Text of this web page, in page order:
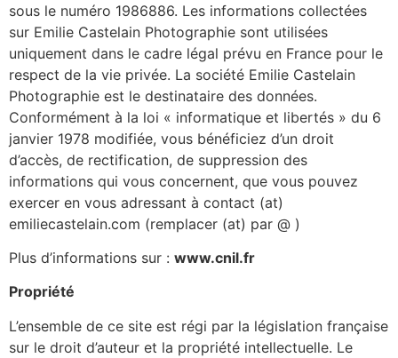
sous le numéro 1986886. Les informations collectées
sur Emilie Castelain Photographie sont utilisées
uniquement dans le cadre légal prévu en France pour le
respect de la vie privée. La société Emilie Castelain
Photographie est le destinataire des données.
Conformément à la loi « informatique et libertés » du 6
janvier 1978 modifiée, vous bénéficiez d’un droit
d’accès, de rectification, de suppression des
informations qui vous concernent, que vous pouvez
exercer en vous adressant à contact (at)
emiliecastelain.com (remplacer (at) par @ )
Plus d’informations sur : www.cnil.fr
Propriété
L’ensemble de ce site est régi par la législation française
sur le droit d’auteur et la propriété intellectuelle. Le